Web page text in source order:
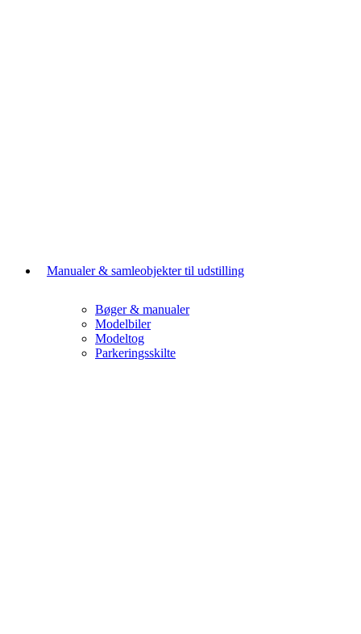
Manualer & samleobjekter til udstilling
Bøger & manualer
Modelbiler
Modeltog
Parkeringsskilte